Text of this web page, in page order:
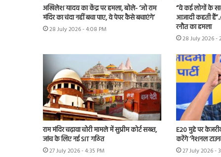
अखिलेश यादव का केंद्र पर हमला, बोले- ‘जो राम
मंदिर का चंदा नहीं बचा पाए, वे पेपर कैसे बचाएंगे’
28 July 2026 - 4:08 PM
“वे कई लोगों के
आजादी कहती
रनौत का हमला
28 July 2026 -
राम मंदिर चढ़ावा चोरी मामले में सुप्रीम कोर्ट सख्त,
जांच के लिए नई SIT गठित
27 July 2026 - 4:35 PM
E20 मुद्दे पर
करेंगे ‘नेशनल
27 July 2026 -